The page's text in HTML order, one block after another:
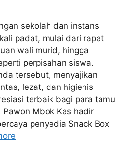
sekolah dan instansi
padat, mulai dari rapat
wali murid, hingga
perpisahan siswa.
tersebut, menyajikan
lezat, dan higienis
terbaik bagi para tamu
Pawon Mbok Kas hadir
penyedia Snack Box